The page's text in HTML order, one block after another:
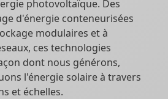
photovoltaïque. Des
d'énergie conteneurisées
modulaires et à
ces technologies
dont nous générons,
l'énergie solaire à travers
et échelles.